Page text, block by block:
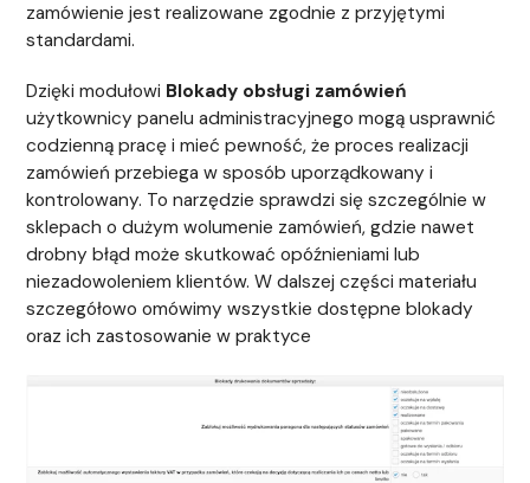
zamówienie jest realizowane zgodnie z przyjętymi
standardami.
Dzięki modułowi Blokady obsługi zamówień
użytkownicy panelu administracyjnego mogą usprawnić
codzienną pracę i mieć pewność, że proces realizacji
zamówień przebiega w sposób uporządkowany i
kontrolowany. To narzędzie sprawdzi się szczególnie w
sklepach o dużym wolumenie zamówień, gdzie nawet
drobny błąd może skutkować opóźnieniami lub
niezadowoleniem klientów. W dalszej części materiału
szczegółowo omówimy wszystkie dostępne blokady
oraz ich zastosowanie w praktyce